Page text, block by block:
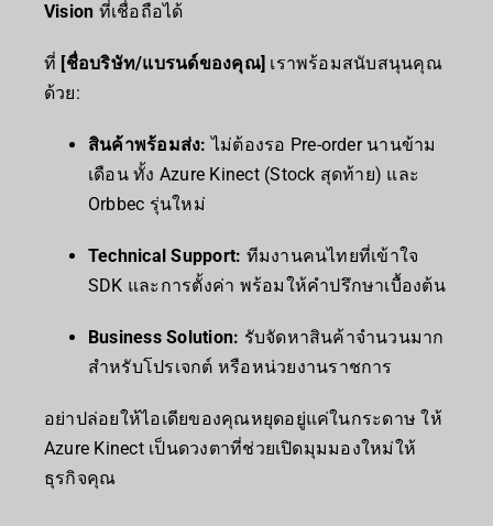
Vision ที่เชื่อถือได้
ที่ [ชื่อบริษัท/แบรนด์ของคุณ] เราพร้อมสนับสนุนคุณ
ด้วย:
สินค้าพร้อมส่ง: ไม่ต้องรอ Pre-order นานข้าม
เดือน ทั้ง Azure Kinect (Stock สุดท้าย) และ
Orbbec รุ่นใหม่
Technical Support: ทีมงานคนไทยที่เข้าใจ
SDK และการตั้งค่า พร้อมให้คำปรึกษาเบื้องต้น
Business Solution: รับจัดหาสินค้าจำนวนมาก
สำหรับโปรเจกต์ หรือหน่วยงานราชการ
อย่าปล่อยให้ไอเดียของคุณหยุดอยู่แค่ในกระดาษ ให้
Azure Kinect เป็นดวงตาที่ช่วยเปิดมุมมองใหม่ให้
ธุรกิจคุณ